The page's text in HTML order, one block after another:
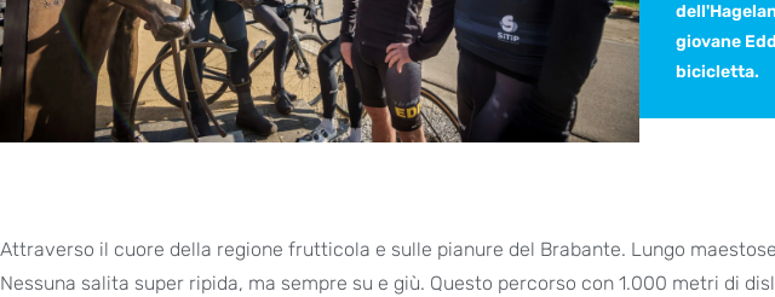
giovane
bicicletta.
Attraverso il cuore della regione frutticola e sulle pianure del Brabante. Lungo
Nessuna salita super ripida, ma sempre su e giù. Questo percorso con 1.000 metri di